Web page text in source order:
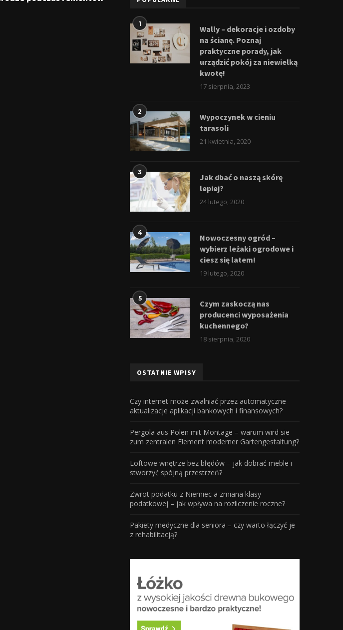
1
Wally – dekoracje i ozdoby
na ścianę. Poznaj
praktyczne porady, jak
urządzić pokój za niewielką
kwotę!
17 sierpnia, 2023
2
Wypoczynek w cieniu
tarasoli
21 kwietnia, 2020
3
Jak dbać o naszą skórę
lepiej?
24 lutego, 2020
4
Nowoczesny ogród –
wybierz leżaki ogrodowe i
ciesz się latem!
19 lutego, 2020
5
Czym zaskoczą nas
producenci wyposażenia
kuchennego?
18 sierpnia, 2020
OSTATNIE WPISY
Czy internet może zwalniać przez automatyczne
aktualizacje aplikacji bankowych i finansowych?
Pergola aus Polen mit Montage – warum wird sie
zum zentralen Element moderner Gartengestaltung?
Loftowe wnętrze bez błędów – jak dobrać meble i
stworzyć spójną przestrzeń?
Zwrot podatku z Niemiec a zmiana klasy
podatkowej – jak wpływa na rozliczenie roczne?
Pakiety medyczne dla seniora – czy warto łączyć je
z rehabilitacją?